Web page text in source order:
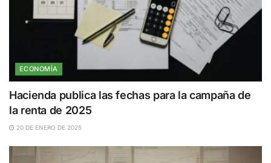
ECONOMÍA
Hacienda publica las fechas para la campaña de
la renta de 2025
20 DE ENERO DE 2025